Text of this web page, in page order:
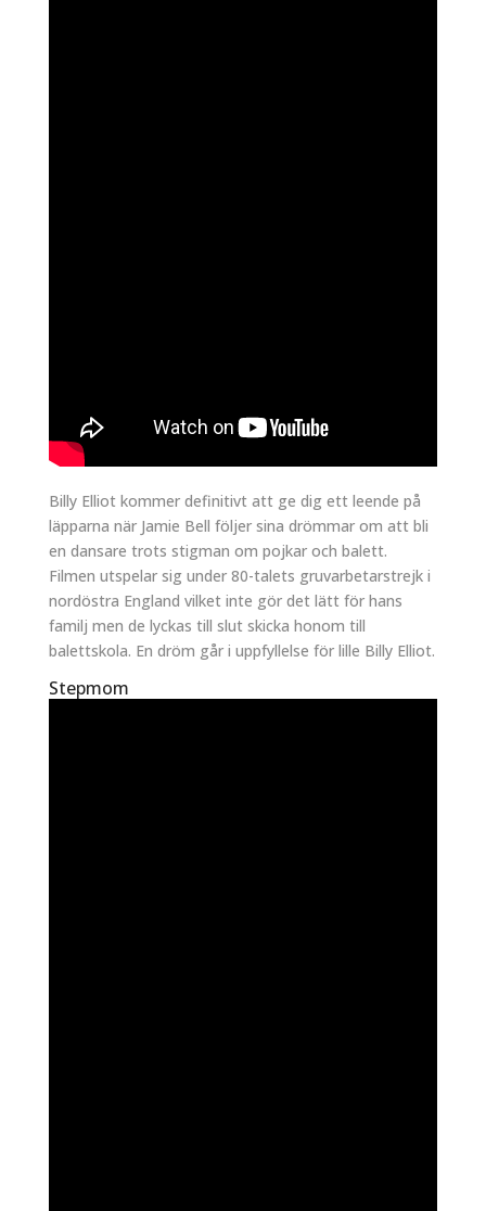
Billy Elliot kommer definitivt att ge dig ett leende på
läpparna när Jamie Bell följer sina drömmar om att bli
en dansare trots stigman om pojkar och balett.
Filmen utspelar sig under 80-talets gruvarbetarstrejk i
nordöstra England vilket inte gör det lätt för hans
familj men de lyckas till slut skicka honom till
balettskola. En dröm går i uppfyllelse för lille Billy Elliot.
Stepmom